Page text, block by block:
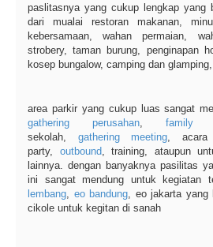
paslitasnya yang cukup lengkap yang
dari mualai restoran makanan,
kebersamaan, wahan permaian,
strobery, taman burung, penginapan
kosep bungalow, camping dan glamping,
area parkir yang cukup luas sangat
gathering perusahan, family
sekolah, gathering meeting, acara
party, outbound, training, ataupun
lainnya. dengan banyaknya pasilitas
ini sangat mendung untuk kegiatan
lembang, eo bandung, eo jakarta yang
cikole untuk kegitan di sanah